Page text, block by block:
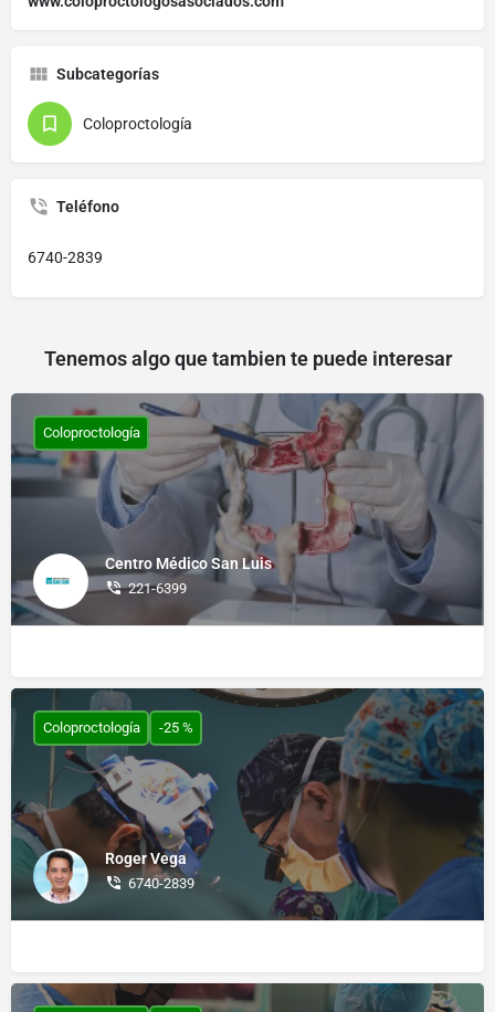
Subcategorías
Coloproctología
Teléfono
6740-2839
Tenemos algo que tambien te puede interesar
Centro Médico San Luis
221-6399
Coloproctología
Roger Vega
6740-2839
Coloproctología -25 %